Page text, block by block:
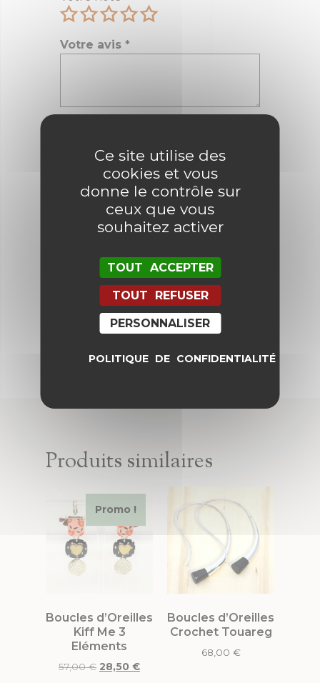
Votre avis *
et mon site dans le navigateur
pour mon prochain commentaire.
Produits similaires
Promo !
Boucles d’Oreilles
Kiff Me 3
Eléments
57,00€ 28,50 €
Boucles d’Oreilles
Crochet Touareg
68,00 €
Ce site utilise des
cookies et vous
donne le contrôle sur
ceux que vous
souhaitez activer
TOUT ACCEPTER
TOUT REFUSER
PERSONNALISER
POLITIQUE DE CONFIDENTIALITÉ